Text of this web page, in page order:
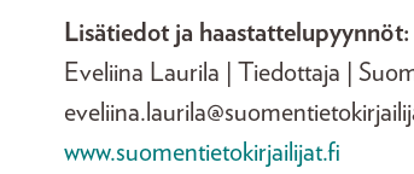
Lisätiedot ja haastattelupyynnöt:
Eveliina Laurila | Tiedottaja |
www.suomentietokirjailijat.fi